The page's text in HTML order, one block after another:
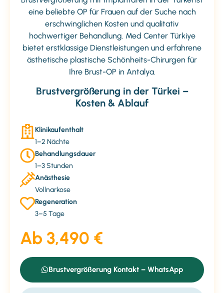
eine beliebte OP für Frauen auf der Suche nach
erschwinglichen Kosten und qualitativ
hochwertiger Behandlung. Med Center Türkiye
bietet erstklassige Dienstleistungen und erfahrene
ästhetische plastische Schönheits-Chirurgen für
Ihre Brust-OP in Antalya.
Brustvergrößerung in der Türkei –
Kosten & Ablauf
Klinikaufenthalt
1–2 Nächte
Behandlungsdauer
1–3 Stunden
Anästhesie
Vollnarkose
Regeneration
3–5 Tage
Ab 3,490 €
Brustvergrößerung Kontakt – WhatsApp